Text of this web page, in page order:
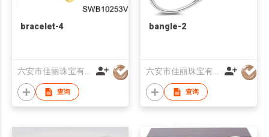
bracelet-4
六安市佳丽珠宝有限公司
查询
bangle-2
六安市佳丽珠宝有限公司
查询